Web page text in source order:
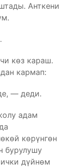
Анткени
көз караш.
кармап:
— деди.
адам
көрүнгөн
бурулушу
дүйнөм